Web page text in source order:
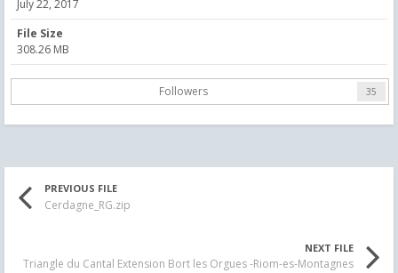
July 22, 2017
File Size
308.26 MB
Followers 35
PREVIOUS FILE
Cerdagne_RG.zip
NEXT FILE
Triangle du Cantal Extension Bort les Orgues -Riom-es-Montagnes